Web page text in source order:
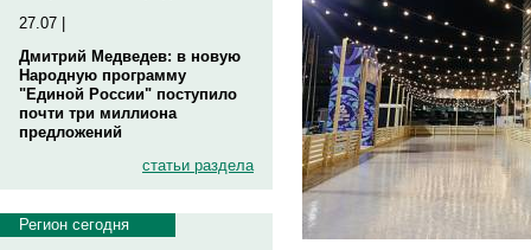
27.07 |
Дмитрий Медведев: в новую
Народную программу
"Единой России" поступило
почти три миллиона
предложений
статьи раздела
Регион сегодня